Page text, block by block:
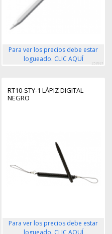
Para ver los precios debe estar
logueado. CLIC AQUÍ
253921
RT10-STY-1 LÁPIZ DIGITAL
NEGRO
Para ver los precios debe estar
logueado. CLIC AQUÍ